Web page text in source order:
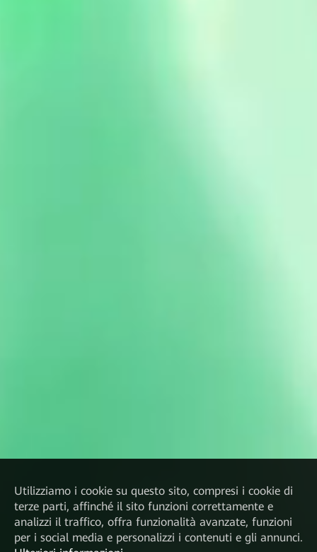
Utilizziamo i cookie su questo sito, compresi i cookie di
terze parti, affinché il sito funzioni correttamente e
analizzi il traffico, offra funzionalità avanzate, funzioni
per i social media e personalizzi i contenuti e gli annunci.